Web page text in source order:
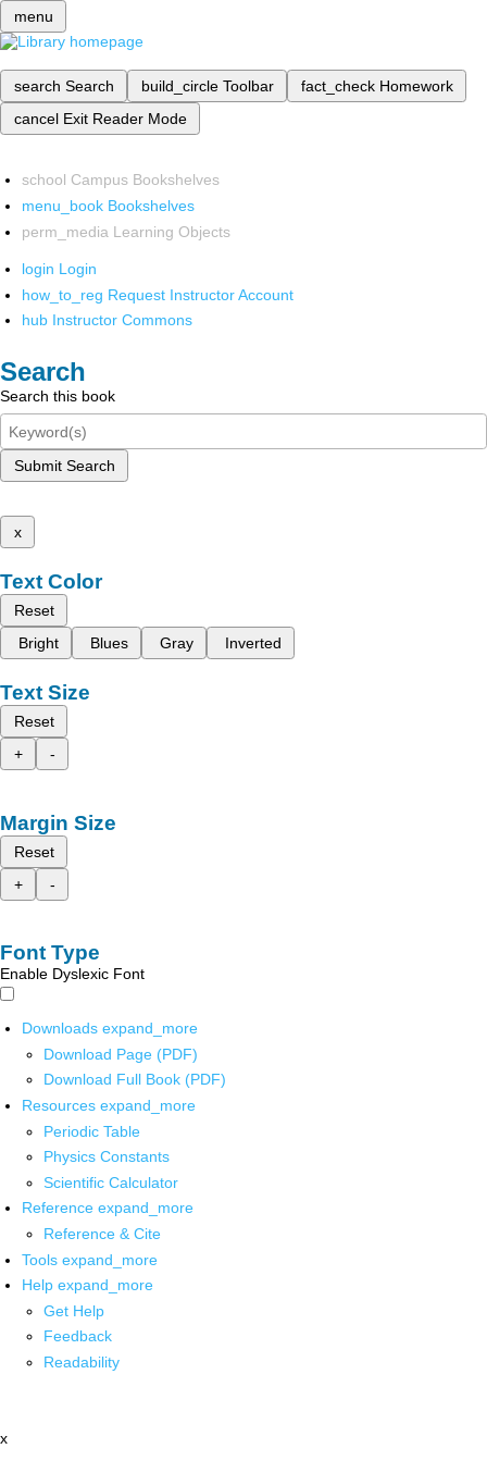
menu
search Search build_circle Toolbar fact_check Homework
cancel Exit Reader Mode
school Campus Bookshelves
menu_book Bookshelves
perm_media Learning Objects
login Login
how_to_reg Request Instructor Account
hub Instructor Commons
Search
Search this book
Submit Search
x
Text Color
Reset
Bright
Blues Gray Inverted
Text Size
Reset
+
-
Margin Size
Reset
+
-
Font Type
Enable Dyslexic Font
Downloads expand_more
Download Page (PDF)
Download Full Book (PDF)
Resources expand_more
Periodic Table
Physics Constants
Scientific Calculator
Reference expand_more
Reference & Cite
Tools expand_more
Help expand_more
Get Help
Feedback
Readability
x